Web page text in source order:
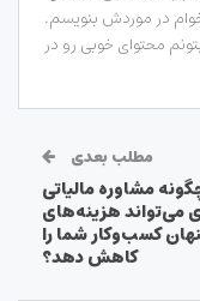
در موردش بنویسم.
محتوای خوبی رو در
مطلب بعدی
مشاوره مالیاتی
می‌تواند هزینه‌های
کسب‌وکار شما را
کاهش دهد؟